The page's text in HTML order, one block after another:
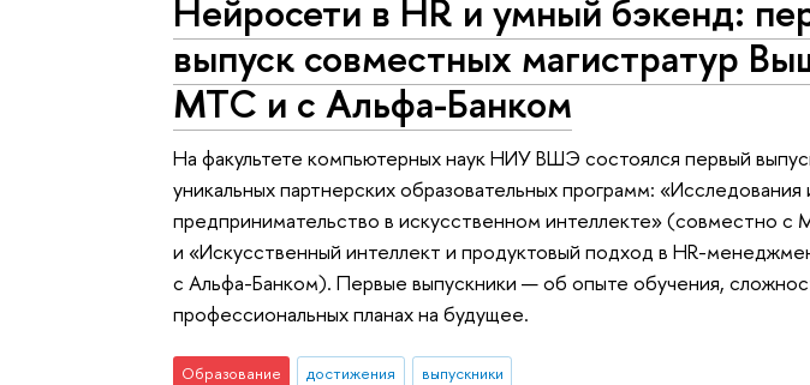
Нейросети в HR и умный бэкенд:
выпуск совместных магистратур
МТС и с Альфа-Банком
На факультете компьютерных наук НИУ ВШЭ состоялся первый
уникальных партнерских образовательных программ: «Исследования
предпринимательство в искусственном интеллекте» (совместно
и «Искусственный интеллект и продуктовый подход в HR-
с Альфа-Банком). Первые выпускники — об опыте обучения,
профессиональных планах на будущее.
Образование достижения выпускники